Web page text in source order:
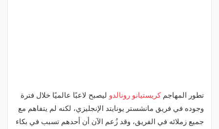
تطور المهاجم كريستيانو رونالدو ليصبح لاعبًا عالميًا خلال فترة
وجوده في فريق مانشستر يونايتد الإنجليزي، لكنه لم يتفاهم مع
جميع زملائه في الفريق، وقد زُعم الآن أن أحدهم تسبب في بكاء